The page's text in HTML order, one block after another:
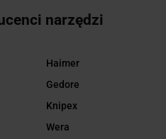
narzędzi
Haimer
Gedore
Knipex
Wera